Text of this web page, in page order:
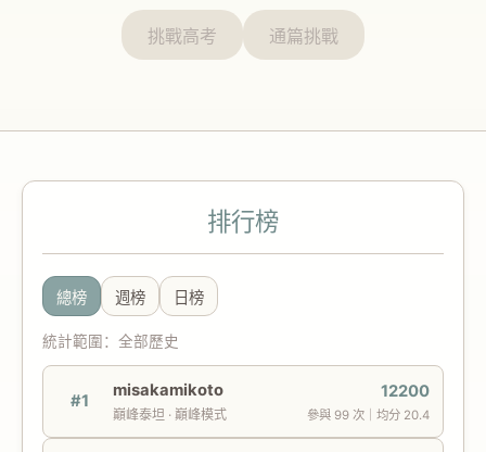
挑戰高考 通篇挑戰
排行榜
總榜 週榜 日榜
統計範圍：全部歷史
#1
misakamikoto
巔峰泰坦 · 巔峰模式
12200
參與 99 次｜均分 20.4